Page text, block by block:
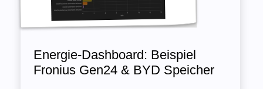
Energie-Dashboard: Beispiel
Fronius Gen24 & BYD Speicher